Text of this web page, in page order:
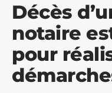
Décès
notaire
pour